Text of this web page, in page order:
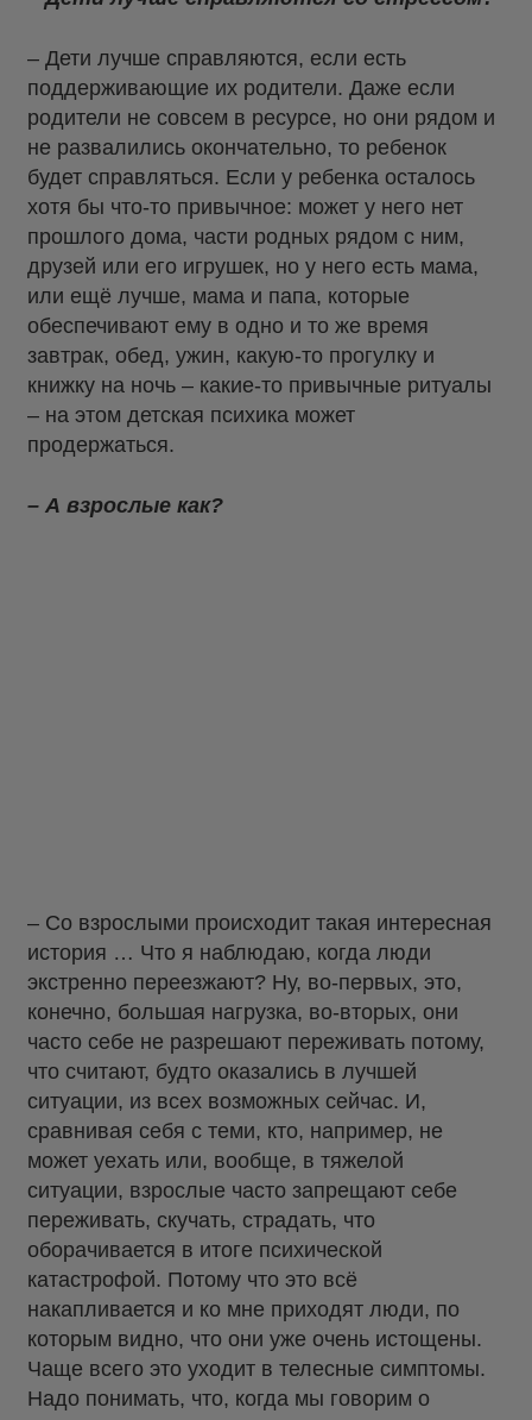
– Дети лучше справляются, если есть
поддерживающие их родители. Даже если
родители не совсем в ресурсе, но они рядом и
не развалились окончательно, то ребенок
будет справляться. Если у ребенка осталось
хотя бы что-то привычное: может у него нет
прошлого дома, части родных рядом с ним,
друзей или его игрушек, но у него есть мама,
или ещё лучше, мама и папа, которые
обеспечивают ему в одно и то же время
завтрак, обед, ужин, какую-то прогулку и
книжку на ночь – какие-то привычные ритуалы
– на этом детская психика может
продержаться.
– А взрослые как?
– Со взрослыми происходит такая интересная
история … Что я наблюдаю, когда люди
экстренно переезжают? Ну, во-первых, это,
конечно, большая нагрузка, во-вторых, они
часто себе не разрешают переживать потому,
что считают, будто оказались в лучшей
ситуации, из всех возможных сейчас. И,
сравнивая себя с теми, кто, например, не
может уехать или, вообще, в тяжелой
ситуации, взрослые часто запрещают себе
переживать, скучать, страдать, что
оборачивается в итоге психической
катастрофой. Потому что это всё
накапливается и ко мне приходят люди, по
которым видно, что они уже очень истощены.
Чаще всего это уходит в телесные симптомы.
Надо понимать, что, когда мы говорим о